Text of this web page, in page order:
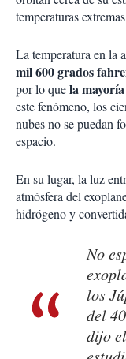
temperaturas
La temperatura en la
mil 600 grados
por lo quela
este fenómeno, los
nubes no se puedan
espacio.
En su lugar, la luz
atmósfera del
hidrógeno y
No
los
del
dijo